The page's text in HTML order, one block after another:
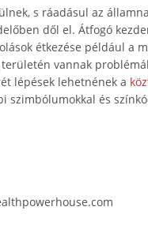
s ráadásul az
dől el. Átfogó
étkezése például a
vannak
lépések lehetnének a
szimbólumokkal és